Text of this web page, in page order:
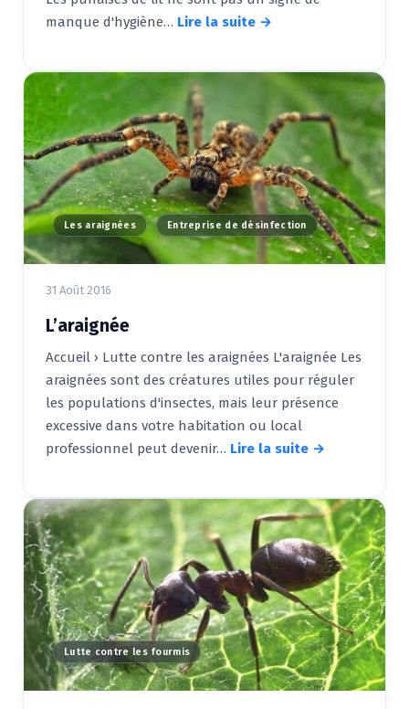
manque d'hygiène… Lire la suite →
Les araignées Entreprise de désinfection
31 Août 2016
L’araignée
Accueil › Lutte contre les araignées L'araignée Les
araignées sont des créatures utiles pour réguler
les populations d'insectes, mais leur présence
excessive dans votre habitation ou local
professionnel peut devenir… Lire la suite →
Lutte contre les fourmis